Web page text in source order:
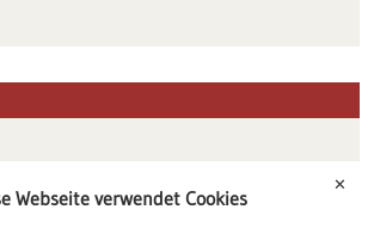
✕
Webseite verwendet Cookies